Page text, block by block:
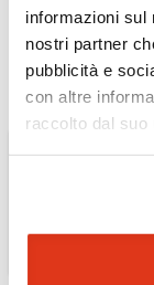
informazioni sul
nostri partner
pubblicità e
con altre
raccolto dal suo
Scopri il Tour »